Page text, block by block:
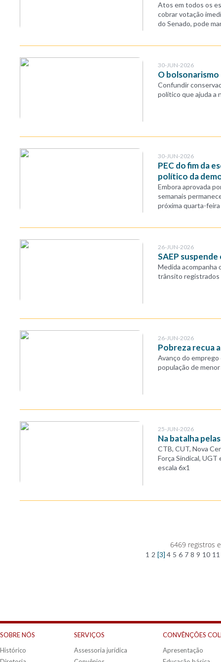
Atos em todos os
cobrar votação
do Senado, pode
30-JUN-2026
O
Confundir
político que ajuda a
30-JUN-2026
PEC do fim da
político da
Embora aprovada
semanais
próxima quarta-feira
26-JUN-2026
SAEP
Medida
trânsito registrados
26-JUN-2026
Pobreza recua
Avanço do
população de
25-JUN-2026
Na batalha
CTB, CUT, Nova
Força Sindical, UGT
escala 6x1
6469 registros
1 2 [3] 4 5 6 7 8 9 10 11
SOBRE NÓS
Histórico
SERVIÇOS
Assessoria jurídica
CONVÊNÇÕES
Apresentação